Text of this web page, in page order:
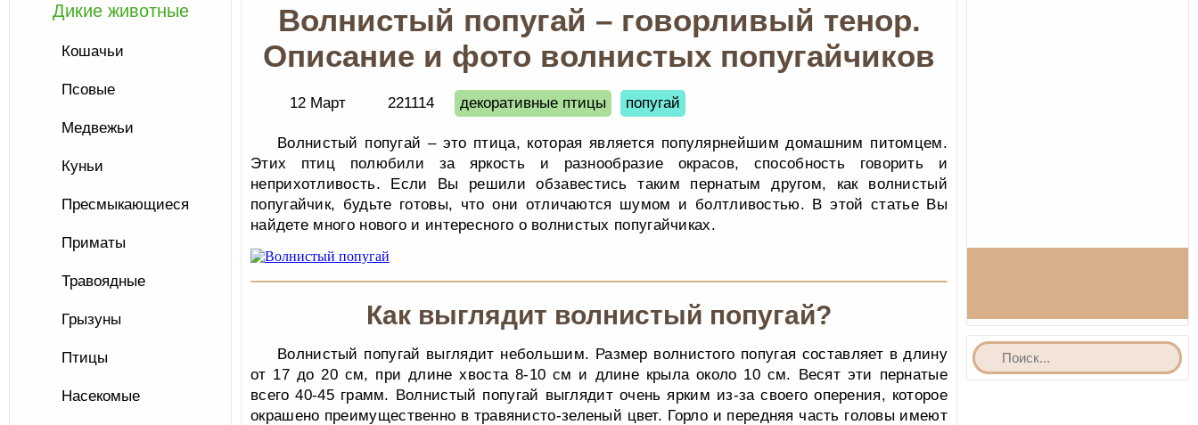
Волнистый попугай – говорливый тенор.
Описание и фото волнистых попугайчиков
12 Март 221114 декоративные птицы попугай
Волнистый попугай – это птица, которая является популярнейшим домашним питомцем.
Этих птиц полюбили за яркость и разнообразие окрасов, способность говорить и
неприхотливость. Если Вы решили обзавестись таким пернатым другом, как волнистый
попугайчик, будьте готовы, что они отличаются шумом и болтливостью. В этой статье Вы
найдете много нового и интересного о волнистых попугайчиках.
Как выглядит волнистый попугай?
Волнистый попугай выглядит небольшим. Размер волнистого попугая составляет в длину
от 17 до 20 см, при длине хвоста 8-10 см и длине крыла около 10 см. Весят эти пернатые
всего 40-45 грамм. Волнистый попугай выглядит очень ярким из-за своего оперения, которое
окрашено преимущественно в травянисто-зеленый цвет. Горло и передняя часть головы имеют
Дикие животные
Кошачьи
Псовые
Медвежьи
Куньи
Пресмыкающиеся
Приматы
Травоядные
Грызуны
Птицы
Насекомые